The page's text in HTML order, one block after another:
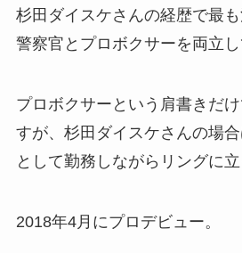
杉田ダイスケさんの経歴で最も
警察官とプロボクサーを両立し
プロボクサーという肩書きだ
すが、杉田ダイスケさんの場
として勤務しながらリングに立
2018年4月にプロデビュー。